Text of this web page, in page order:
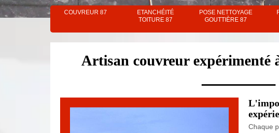
COUVREUR 87
ETANCHÉITÉ
TOITURE 87
POSE NETTOYAGE
GOUTTIÈRE 87
Artisan couvreur expérimenté
Chaque